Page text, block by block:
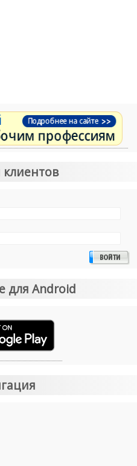
клиентов
для Android